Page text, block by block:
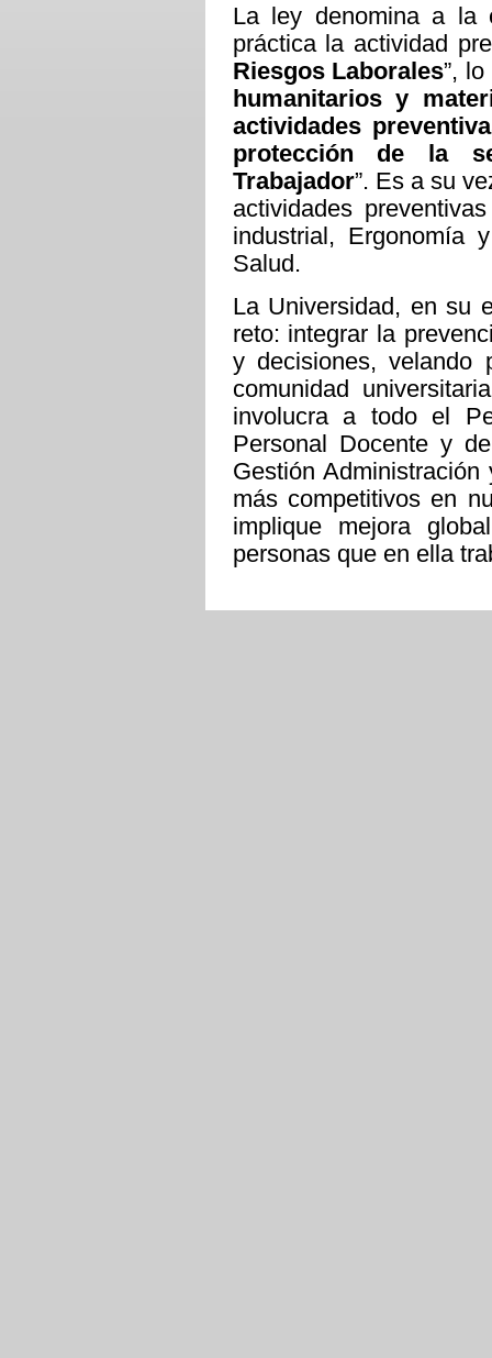
La ley denomina a la
práctica la actividad
Riesgos Laborales”,
humanitarios y
actividades
protección de la
Trabajador”. Es a su
actividades
industrial, Ergonomía
Salud.
La Universidad, en su
reto: integrar la
y decisiones,
comunidad
involucra a todo el
Personal Docente y
Gestión
más competitivos en
implique mejora
personas que en ella